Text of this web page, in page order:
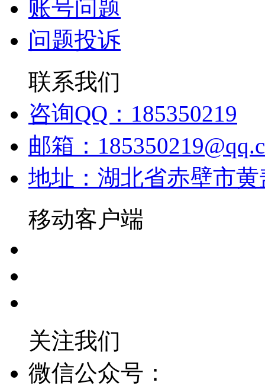
账号问题
问题投诉
联系我们
咨询QQ：185350219
邮箱：
地址：湖北省赤壁市
移动客户端
关注我们
微信公众号：